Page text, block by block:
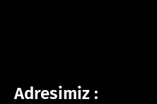
Adresimiz :